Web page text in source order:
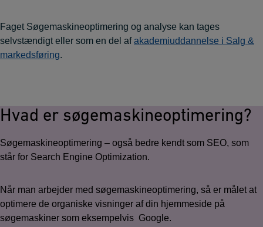
Faget Søgemaskineoptimering og analyse kan tages
selvstændigt eller som en del afakademiuddannelse i Salg &
markedsføring.
Hvad er søgemaskineoptimering?
Søgemaskineoptimering – også bedre kendt som SEO, som
står for Search Engine Optimization.
Når man arbejder med søgemaskineoptimering, så er målet at
optimere de organiske visninger af din hjemmeside på
søgemaskiner som eksempelvis Google.